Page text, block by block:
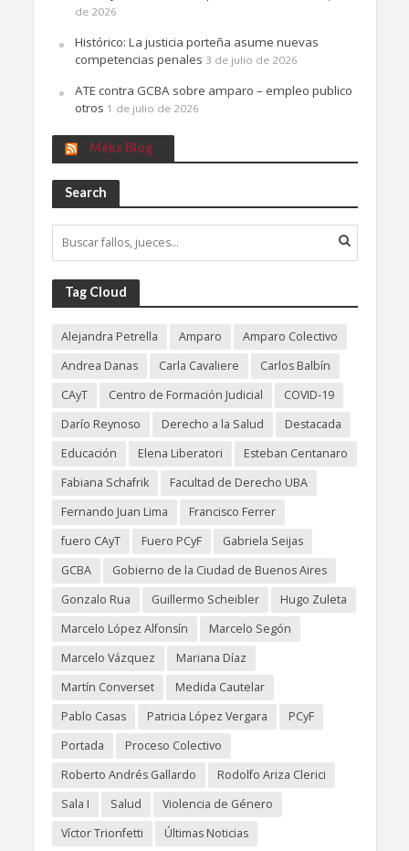
de 2026
Histórico: La justicia porteña asume nuevas
competencias penales 3 de julio de 2026
ATE contra GCBA sobre amparo – empleo publico
otros 1 de julio de 2026
Meks Blog
Search
Tag Cloud
Alejandra Petrella Amparo
Amparo Colectivo
Andrea Danas
Carla Cavaliere
Carlos Balbín
CAyT
Centro de Formación Judicial
COVID-19
Darío Reynoso
Derecho a la Salud
Destacada
Educación
Elena Liberatori
Esteban Centanaro
Fabiana Schafrik
Facultad de Derecho UBA
Fernando Juan Lima
Francisco Ferrer
fuero CAyT
Fuero PCyF
Gabriela Seijas
GCBA
Gobierno de la Ciudad de Buenos Aires
Gonzalo Rua
Guillermo Scheibler
Hugo Zuleta
Marcelo López Alfonsín
Marcelo Segón
Marcelo Vázquez
Mariana Díaz
Martín Converset
Medida Cautelar
Pablo Casas
Patricia López Vergara
PCyF
Portada
Proceso Colectivo
Roberto Andrés Gallardo
Rodolfo Ariza Clerici
Sala I
Salud
Violencia de Género
Víctor Trionfetti
Últimas Noticias